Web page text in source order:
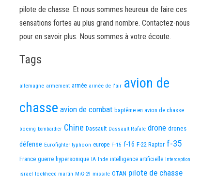
pilote de chasse. Et nous sommes heureux de faire ces
sensations fortes au plus grand nombre. Contactez-nous
pour en savoir plus. Nous sommes à votre écoute.
Tags
allemagne armement armée armée de l'air avion de
chasse avion de combat baptême en avion de chasse
boeing bombardier Chine Dassault Dassault Rafale drone drones
défense Eurofighter typhoon europe F-15 f-16 F-22 Raptor f-35
France guerre hypersonique IA Inde intelligence artificielle interception
israel lockheed martin MiG-29 missile OTAN pilote de chasse